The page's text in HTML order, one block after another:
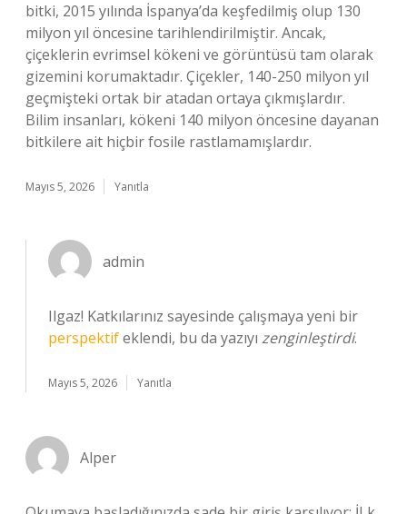
bitki, 2015 yılında İspanya’da keşfedilmiş olup 130
milyon yıl öncesine tarihlendirilmiştir. Ancak,
çiçeklerin evrimsel kökeni ve görüntüsü tam olarak
gizemini korumaktadır. Çiçekler, 140-250 milyon yıl
geçmişteki ortak bir atadan ortaya çıkmışlardır.
Bilim insanları, kökeni 140 milyon öncesine dayanan
bitkilere ait hiçbir fosile rastlamamışlardır.
Mayıs 5, 2026 Yanıtla
admin
Ilgaz! Katkılarınız sayesinde çalışmaya yeni bir
perspektifeklendi, bu da yazıyı zenginleştirdi.
Mayıs 5, 2026 Yanıtla
Alper